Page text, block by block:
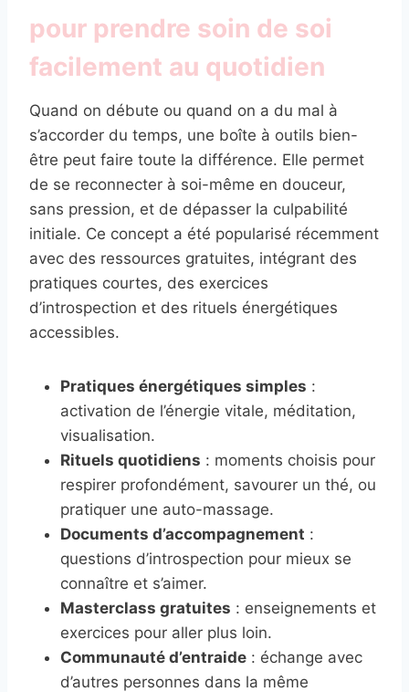
pour prendre soin de soi
facilement au quotidien
Quand on débute ou quand on a du mal à
s’accorder du temps, une boîte à outils bien-
être peut faire toute la différence. Elle permet
de se reconnecter à soi-même en douceur,
sans pression, et de dépasser la culpabilité
initiale. Ce concept a été popularisé récemment
avec des ressources gratuites, intégrant des
pratiques courtes, des exercices
d’introspection et des rituels énergétiques
accessibles.
Pratiques énergétiques simples :
activation de l’énergie vitale, méditation,
visualisation.
Rituels quotidiens : moments choisis pour
respirer profondément, savourer un thé, ou
pratiquer une auto-massage.
Documents d’accompagnement :
questions d’introspection pour mieux se
connaître et s’aimer.
Masterclass gratuites : enseignements et
exercices pour aller plus loin.
Communauté d’entraide : échange avec
d’autres personnes dans la même